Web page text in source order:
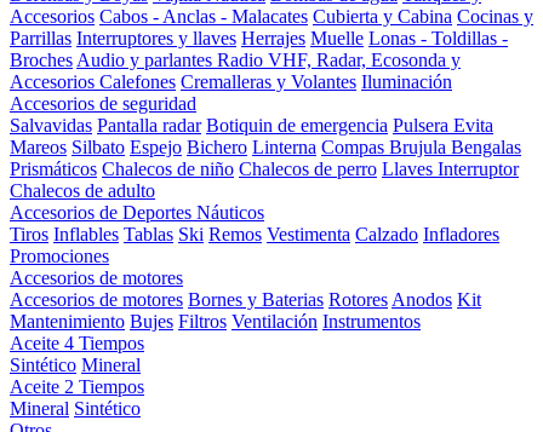
Accesorios Cabos - Anclas - Malacates Cubierta y Cabina Cocinas y
Parrillas Interruptores y llaves Herrajes Muelle Lonas - Toldillas -
Broches Audio y parlantes Radio VHF, Radar, Ecosonda y
Accesorios Calefones Cremalleras y Volantes Iluminación
Accesorios de seguridad
Salvavidas Pantalla radar Botiquin de emergencia Pulsera Evita
Mareos Silbato Espejo Bichero Linterna Compas Brujula Bengalas
Prismáticos Chalecos de niño Chalecos de perro Llaves Interruptor
Chalecos de adulto
Accesorios de Deportes Náuticos
Tiros Inflables Tablas Ski Remos Vestimenta Calzado Infladores
Promociones
Accesorios de motores
Accesorios de motores Bornes y Baterias Rotores Anodos Kit
Mantenimiento Bujes Filtros Ventilación Instrumentos
Aceite 4 Tiempos
Sintético Mineral
Aceite 2 Tiempos
Mineral Sintético